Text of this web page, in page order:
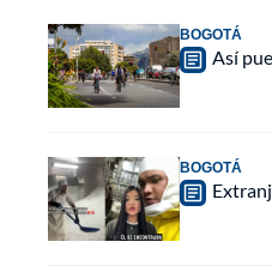
BOGOTÁ
Así
BOGOTÁ